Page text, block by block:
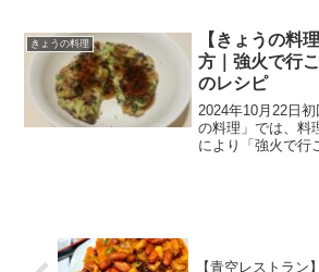
の技と粉変技で
はいかがでしょ...
きょうの料理
【きょうの料
方｜強火で行
のレシピ
2024年10月22日
の料理」では、料
により「強火で行
【青空レストラン